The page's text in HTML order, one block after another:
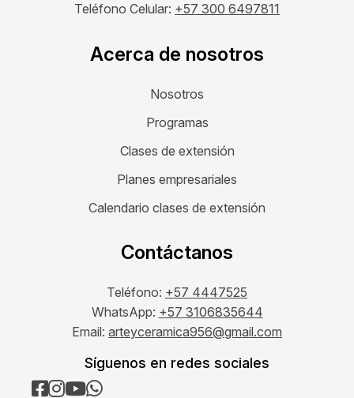
Teléfono Celular: +57 300 6497811
Acerca de nosotros
Nosotros
Programas
Clases de extensión
Planes empresariales
Calendario clases de extensión
Contáctanos
Teléfono: +57 4447525
WhatsApp: +57 3106835644
Email: arteyceramica956@gmail.com
Síguenos en redes sociales